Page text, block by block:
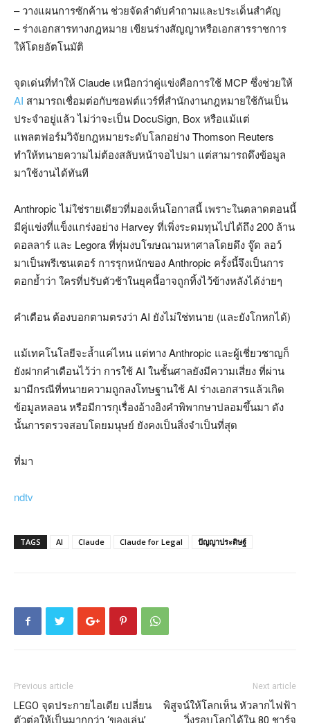
– วางแผนการซักค้าน ช่วยจัดลำดับคำถามและประเด็นสำคัญ
– ร่างเอกสารทางกฎหมาย เขียนร่างสัญญาหรือเอกสารราชการ
ให้โดยอัตโนมัติ
จุดเด่นที่ทำให้ Claude เหนือกว่าคู่แข่งคือการใช้ MCP ซึ่งช่วยให้
AI สามารถเชื่อมต่อกับซอฟต์แวร์ที่สำนักงานกฎหมายใช้กันเป็น
ประจำอยู่แล้ว ไม่ว่าจะเป็น DocuSign, Box หรือแม้แต่
แพลตฟอร์มวิจัยกฎหมายระดับโลกอย่าง Thomson Reuters
ทำให้ทนายความไม่ต้องสลับหน้าจอไปมา แต่สามารถดึงข้อมูล
มาใช้งานได้ทันที
Anthropic ไม่ใช่รายเดียวที่มองเห็นโอกาสนี้ เพราะในตลาดตอนนี้
มีคู่แข่งที่แข็งแกร่งอย่าง Harvey ที่เพิ่งระดมทุนไปได้ถึง 200 ล้าน
ดอลลาร์ และ Legora ที่ทุ่มงบโฆษณามหาศาลโดยดึง จู๊ด ลอว์
มาเป็นพรีเซนเตอร์ การรุกหนักของ Anthropic ครั้งนี้จึงเป็นการ
ตอกย้ำว่า ใครที่ปรับตัวช้าในยุคนี้อาจถูกทิ้งไว้ข้างหลังได้ง่ายๆ
คำเตือน ต้องบอกตามตรงว่า AI ยังไม่ใช่ทนาย (และยังโกหกได้)
แม้เทคโนโลยีจะล้ำแค่ไหน แต่ทาง Anthropic และผู้เชี่ยวชาญก็
ยังฝากคำเตือนไว้ว่า การใช้ AI ในชั้นศาลยังมีความเสี่ยง ที่ผ่าน
มามีกรณีที่ทนายความถูกลงโทษฐานใช้ AI ร่างเอกสารแล้วเกิด
ข้อมูลหลอน หรือมีการกุเรื่องอ้างอิงคำพิพากษาปลอมขึ้นมา ดัง
นั้นการตรวจสอบโดยมนุษย์ ยังคงเป็นสิ่งจำเป็นที่สุด
ที่มา
ndtv
TAGS AI Claude Claude for Legal ปัญญาประดิษฐ์
Previous article
LEGO จุดประกายไอเดีย เปลี่ยน
ตัวต่อให้เป็นมากกว่า ‘ของเล่น’
Next article
พิสูจน์ให้โลกเห็น หัวลากไฟฟ้า
วิ่งรอบโลกได้ใน 80 ชาร์จ